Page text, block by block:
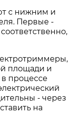
с нижним и
Первые -
площади и
процессе
- через
на